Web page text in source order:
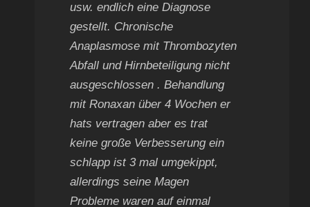
usw. endlich eine Diagnose
gestellt. Chronische
Anaplasmose mit Thrombozyten
Abfall und Hirnbeteiligung nicht
ausgeschlossen . Behandlung
mit Ronaxan über 4 Wochen er
hats vertragen aber es trat
keine große Verbesserung ein
schlapp ist 3 mal umgekippt,
allerdings seine Magen
Probleme waren auf einmal